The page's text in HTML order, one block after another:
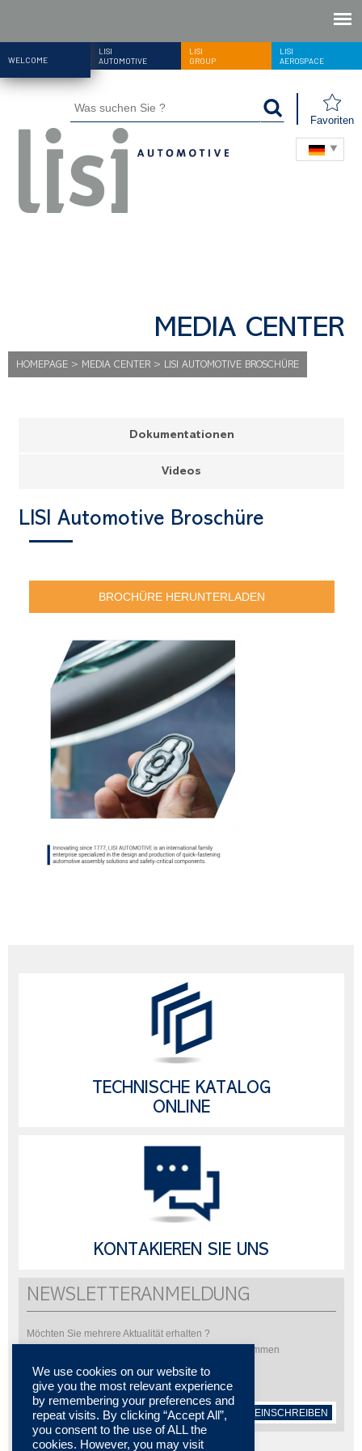
WELCOME
LISI
AUTOMOTIVE
LISI
GROUP
LISI
AEROSPACE
Favoriten
MEDIA CENTER
HOMEPAGE > MEDIA CENTER > LISI AUTOMOTIVE BROSCHÜRE
Dokumentationen
Videos
LISI Automotive Broschüre
BROCHÜRE HERUNTERLADEN
TECHNISCHE KATALOG
ONLINE
KONTAKIEREN SIE UNS
NEWSLETTERANMELDUNG
Möchten Sie mehrere Aktualität erhalten ?
Bitte abonnieren Sie um unsere Newsletter zu bekommen
EINSCHREIBEN
We use cookies on our website to
give you the most relevant experience
by remembering your preferences and
repeat visits. By clicking “Accept All”,
you consent to the use of ALL the
cookies. However, you may visit